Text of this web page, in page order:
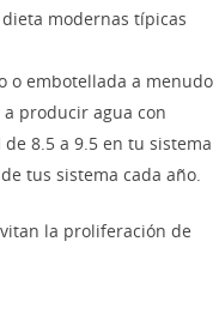
modernas típicas
o embotellada a menudo
producir agua con
8.5 a 9.5 en tu sistema
tus sistema cada año.
la proliferación de